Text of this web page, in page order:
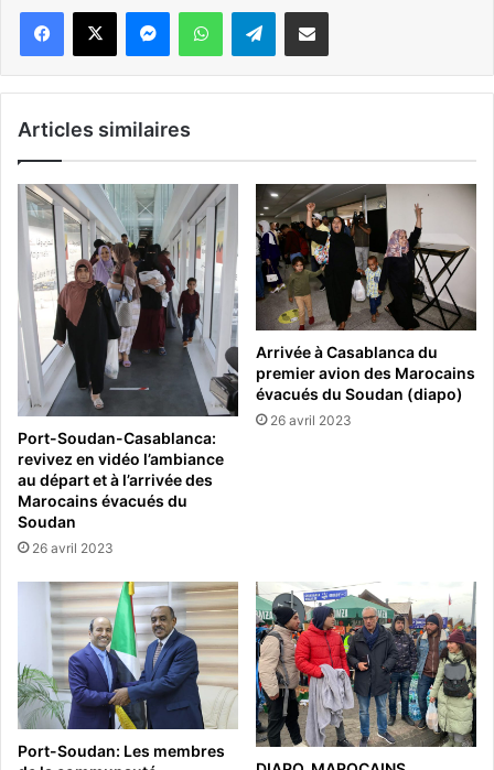
WhatsApp Telegram
Articles similaires
Port-Soudan-Casablanca:
revivez en vidéo l’ambiance
au départ et à l’arrivée des
Marocains évacués du
Soudan
26 avril 2023
Arrivée à Casablanca du
premier avion des Marocains
évacués du Soudan (diapo)
26 avril 2023
Port-Soudan: Les membres